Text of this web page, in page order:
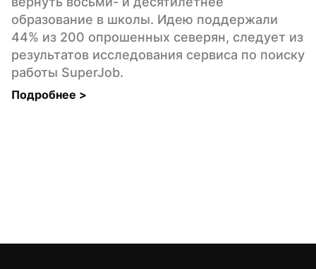
образование в школы. Идею поддержали
44% из 200 опрошенных северян, следует из
результатов исследования сервиса по поиску
работы SuperJob.
Подробнее >